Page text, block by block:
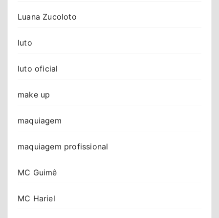
Luana Zucoloto
luto
luto oficial
make up
maquiagem
maquiagem profissional
MC Guimê
MC Hariel